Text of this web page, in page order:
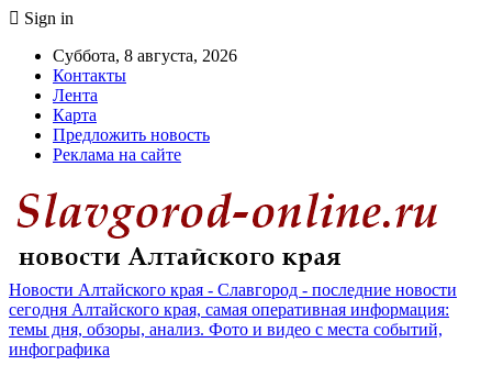
Sign in
Суббота, 8 августа, 2026
Контакты
Лента
Карта
Предложить новость
Реклама на сайте
Новости Алтайского края - Славгород - последние новости
сегодня Алтайского края, самая оперативная информация:
темы дня, обзоры, анализ. Фото и видео с места событий,
инфографика